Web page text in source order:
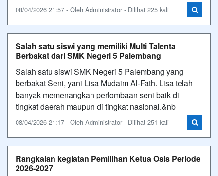
08/04/2026 21:57 - Oleh Administrator - Dilihat 225 kali
Salah satu siswi yang memiliki Multi Talenta
Berbakat dari SMK Negeri 5 Palembang
Salah satu siswi SMK Negeri 5 Palembang yang
berbakat Seni, yani Lisa Mudaim Al-Fath. Lisa telah
banyak memenangkan perlombaan seni baik di
tingkat daerah maupun di tingkat nasional.&nb
08/04/2026 21:17 - Oleh Administrator - Dilihat 251 kali
Rangkaian kegiatan Pemilihan Ketua Osis Periode
2026-2027